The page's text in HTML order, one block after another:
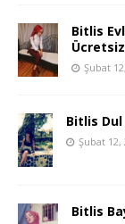
Bitlis
Şubat
Bitlis Dul
Şubat 12,
Bitlis